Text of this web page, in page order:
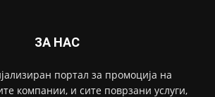
ЗА НАС
портал за промоција на
компании, и сите поврзани услуги,